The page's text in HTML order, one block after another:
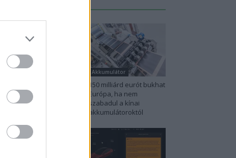
Norvégiát: már náluk is
szinte csak elektromos
Akkumulátor
150 milliárd eurót bukhat
Európa, ha nem
szabadul a kínai
akkumulátoroktól